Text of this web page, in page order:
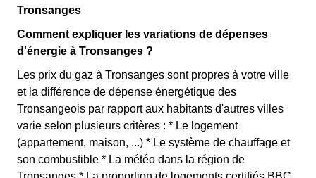
Tronsanges
Comment expliquer les variations de dépenses
d'énergie à Tronsanges ?
Les prix du gaz à Tronsanges sont propres à votre ville
et la différence de dépense énergétique des
Tronsangeois par rapport aux habitants d'autres villes
varie selon plusieurs critères : * Le logement
(appartement, maison, ...) * Le système de chauffage et
son combustible * La météo dans la région de